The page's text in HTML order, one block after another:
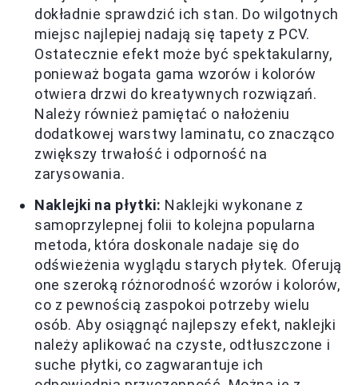
dokładnie sprawdzić ich stan. Do wilgotnych
miejsc najlepiej nadają się tapety z PCV.
Ostatecznie efekt może być spektakularny,
ponieważ bogata gama wzorów i kolorów
otwiera drzwi do kreatywnych rozwiązań.
Należy również pamiętać o nałożeniu
dodatkowej warstwy laminatu, co znacząco
zwiększy trwałość i odporność na
zarysowania.
Naklejki na płytki: Naklejki wykonane z
samoprzylepnej folii to kolejna popularna
metoda, która doskonale nadaje się do
odświeżenia wyglądu starych płytek. Oferują
one szeroką różnorodność wzorów i kolorów,
co z pewnością zaspokoi potrzeby wielu
osób. Aby osiągnąć najlepszy efekt, naklejki
należy aplikować na czyste, odtłuszczone i
suche płytki, co zagwarantuje ich